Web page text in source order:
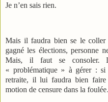
Je n’en sais rien.
Mais il faudra bien se le coller
gagné les élections, personne
Mais, il faut se consoler.
« problématique » à gérer :
retraite, il lui faudra bien faire
motion de censure dans la